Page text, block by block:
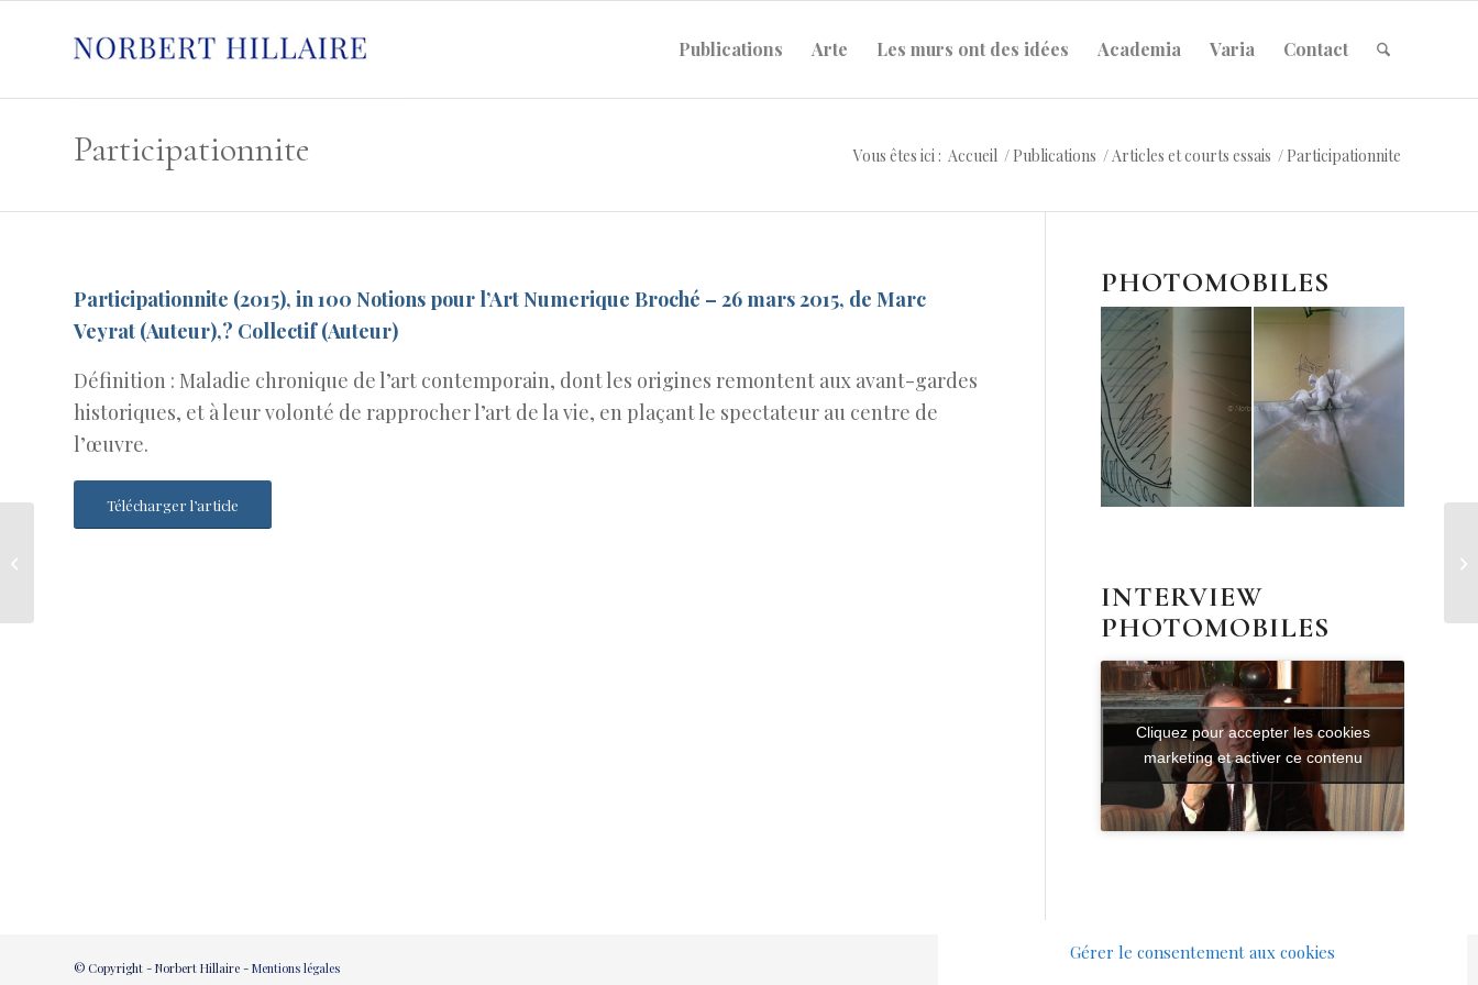
Gérer le consentement aux cookies
Publications Arte Les murs ont des idées Academia Varia Contact
Participationnite Vous êtes ici : Accueil / Publications / Articles et courts essais / Participationnite
Participationnite (2015), in 100 Notions pour l’Art Numerique Broché – 26 mars 2015, de Marc
Veyrat (Auteur),? Collectif (Auteur)
Définition : Maladie chronique de l’art contemporain, dont les origines remontent aux avant-gardes
historiques, et à leur volonté de rapprocher l’art de la vie, en plaçant le spectateur au centre de
l’œuvre.
Télécharger l’article
PHOTOMOBILES
INTERVIEW
PHOTOMOBILES
Cliquez pour accepter les cookies
marketing et activer ce contenu
© Copyright - Norbert Hillaire - Mentions légales